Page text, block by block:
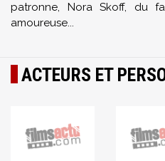
patronne, Nora Skoff, du
amoureuse...
ACTEURS ET